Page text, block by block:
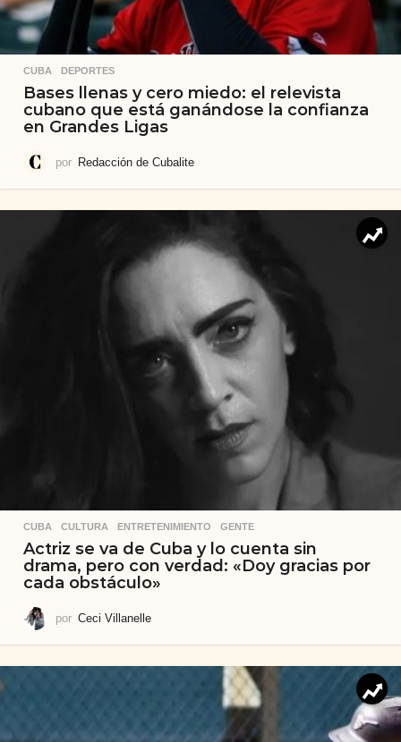
CUBA ,DEPORTES
Bases llenas y cero miedo: el relevista
cubano que está ganándose la confianza
en Grandes Ligas
por Redacción de Cubalite
CUBA ,CULTURA ,ENTRETENIMIENTO ,GENTE
Actriz se va de Cuba y lo cuenta sin
drama, pero con verdad: «Doy gracias por
cada obstáculo»
por Ceci Villanelle